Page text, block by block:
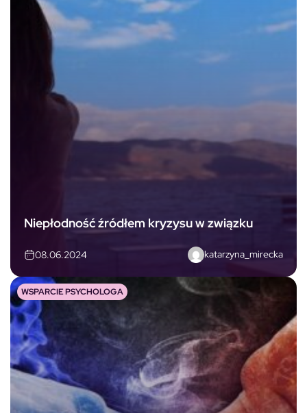
Niepłodność źródłem kryzysu w związku
08.06.2024 katarzyna_mirecka
WSPARCIE PSYCHOLOGA